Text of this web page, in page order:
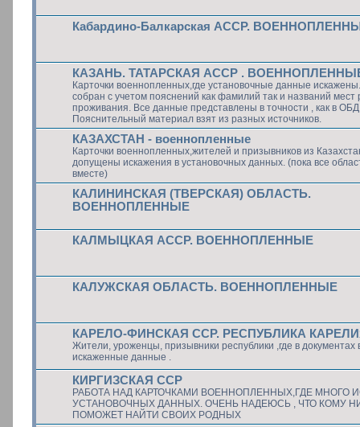
Кабардино-Балкарская АССР.
КАЗАНЬ. ТАТАРСКАЯ АССР .
Карточки военнопленных,где установочные данные
собран с учетом пояснений как фамилий так и названий мест
проживания. Все данные представлены в точности , как в
Пояснительный материал взят из разных источников.
КАЗАХСТАН - военнопленные
Карточки военнопленных,жителей и призывников из
допущены искажения в установочных данных. (пока все
вместе)
КАЛИНИНСКАЯ (ТВЕРСКАЯ) ОБЛАСТЬ.
ВОЕННОПЛЕННЫЕ
КАЛМЫЦКАЯ АССР. ВОЕННОПЛЕННЫЕ
КАЛУЖСКАЯ ОБЛАСТЬ. ВОЕННОПЛЕННЫЕ
КАРЕЛО-ФИНСКАЯ ССР. РЕСПУБЛИКА
Жители, уроженцы, призывники республики ,где в документах
искаженные данные .
КИРГИЗСКАЯ ССР
РАБОТА НАД КАРТОЧКАМИ ВОЕННОПЛЕННЫХ,ГДЕ МНОГО
УСТАНОВОЧНЫХ ДАННЫХ. ОЧЕНЬ НАДЕЮСЬ , ЧТО КОМУ
ПОМОЖЕТ НАЙТИ СВОИХ РОДНЫХ